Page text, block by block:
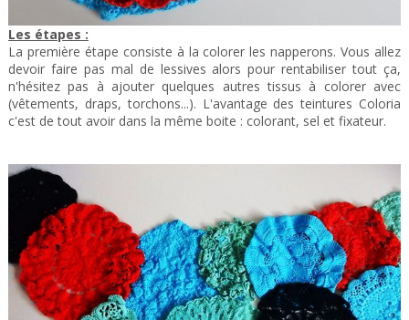
Les étapes :
La première étape consiste à la colorer les napperons. Vous allez
devoir faire pas mal de lessives alors pour rentabiliser tout ça,
n'hésitez pas à ajouter quelques autres tissus à colorer avec
(vêtements, draps, torchons...). L'avantage des teintures Coloria
c'est de tout avoir dans la même boite : colorant, sel et fixateur.